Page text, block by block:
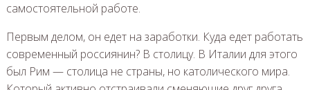
самостоятельной работе.
Первым делом, он едет на заработки. Куда едет работать
современный россиянин? В столицу. В Италии для этого
был Рим — столица не страны, но католического мира.